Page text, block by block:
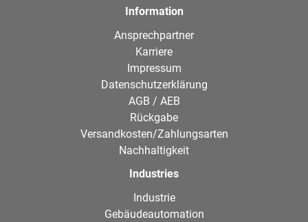
Information
Ansprechpartner
Karriere
Impressum
Datenschutzerklärung
AGB / AEB
Rückgabe
Versandkosten/Zahlungsarten
Nachhaltigkeit
Industries
Industrie
Gebäudeautomation